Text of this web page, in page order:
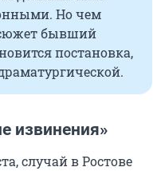
Но чем
бывший
постановка,
извинения»
случай в Ростове